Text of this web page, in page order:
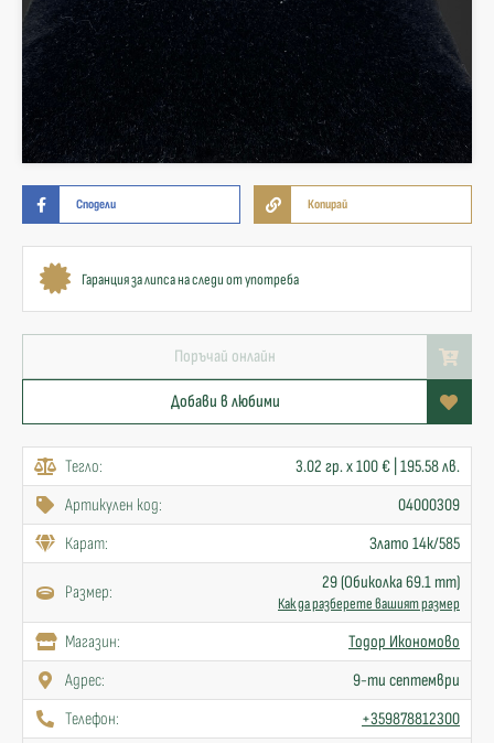
Сподели Копирай
Гаранция за липса на следи от употреба
Поръчай онлайн
Добави в любими
Тегло:
3.02 гр. x 100 € | 195.58 лв.
Артикулен код:
04000309
Карат:
Злато 14к/585
Размер: 29 (Обиколка 69.1 mm)
Как да разберете вашият размер
Mагазин:
Тодор Икономово
Адрес:
9-ти септември
Телефон:
+359878812300